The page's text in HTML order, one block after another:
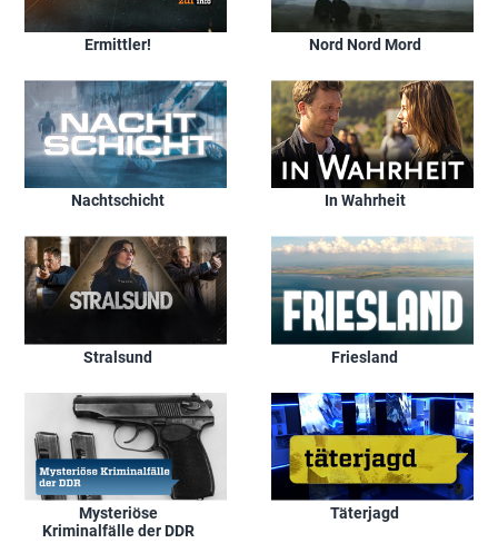
Ermittler! Nord Nord Mord
Nachtschicht In Wahrheit
Stralsund Friesland
Mysteriöse
Kriminalfälle der DDR
Täterjagd